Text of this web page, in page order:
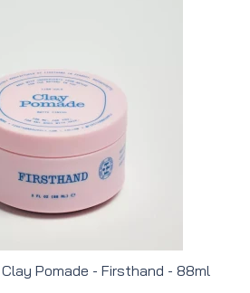
Pomade - Firsthand - 88ml